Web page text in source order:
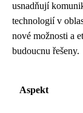
usnadňují
technologií v
nové možnosti a
budoucnu řešeny.
Aspekt